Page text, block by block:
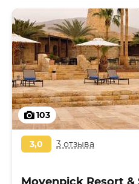
103
3,0 3 отзыва